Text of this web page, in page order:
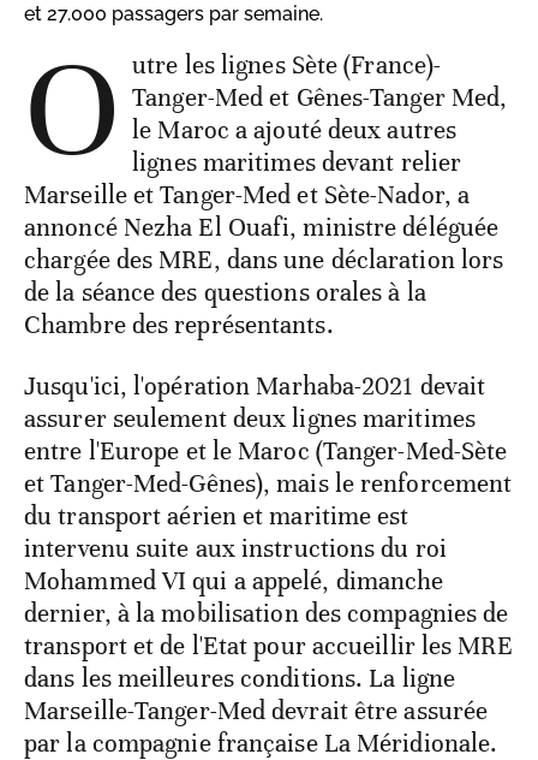
et 27.000 passagers par semaine.
O utre les lignes Sète (France)-
Tanger-Med et Gênes-Tanger Med,
le Maroc a ajouté deux autres
lignes maritimes devant relier
Marseille et Tanger-Med et Sète-Nador, a
annoncé Nezha El Ouafi, ministre déléguée
chargée des MRE, dans une déclaration lors
de la séance des questions orales à la
Chambre des représentants.
Jusqu'ici, l'opération Marhaba-2021 devait
assurer seulement deux lignes maritimes
entre l'Europe et le Maroc (Tanger-Med-Sète
et Tanger-Med-Gênes), mais le renforcement
du transport aérien et maritime est
intervenu suite aux instructions du roi
Mohammed VI qui a appelé, dimanche
dernier, à la mobilisation des compagnies de
transport et de l'Etat pour accueillir les MRE
dans les meilleures conditions. La ligne
Marseille-Tanger-Med devrait être assurée
par la compagnie française La Méridionale.